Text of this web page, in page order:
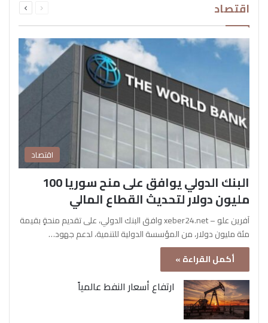
اقتصاد الصفحةالصفحة
اقتصاد
البنك الدولي يوافق على منح سوريا 100
مليون دولار لتحديث القطاع المالي
آفرين علو – xeber24.net وافق البنك الدولي، على تقديم منحةٍ بقيمة
مئة مليون دولار، من المؤسسة الدولية للتنمية، لدعم جهود…
أكمل القراءة »
ارتفاع أسعار النفط عالمياً